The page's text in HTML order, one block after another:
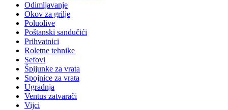
Odimljavanje
Okov za grilje
Poluolive
Poštanski sandučići
Prihvatnici
Roletne tehnike
Sefovi
Špijunke za vrata
Spojnice za vrata
Ugradnja
Ventus zatvarači
Vijci